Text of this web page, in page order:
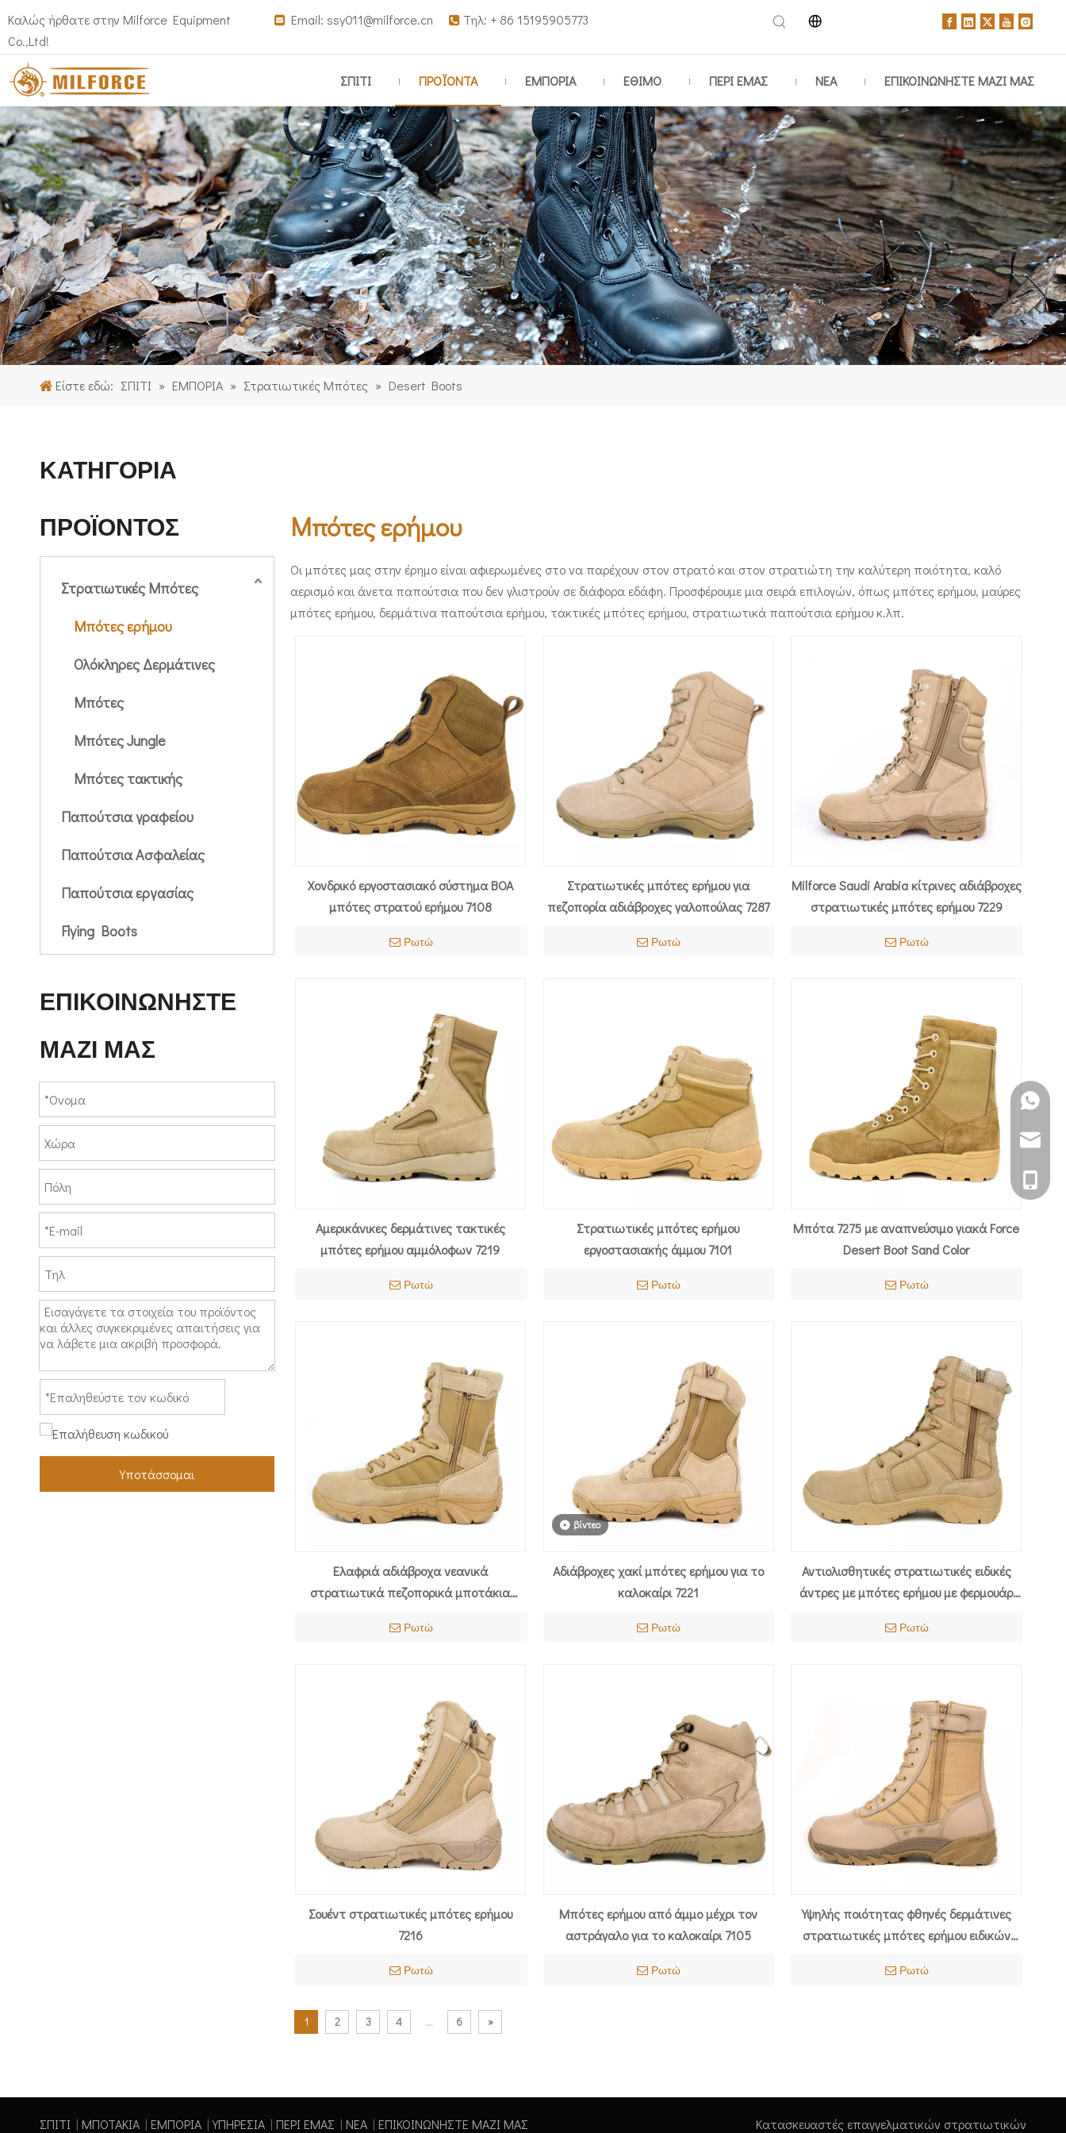
Καλώς ήρθατε στην Milforce Equipment
Co.,Ltd!
 Email: ssy011@milforce.cn  Τηλ: + 86 15195905773
ΣΠΙΤΙ ΠΡΟΪΟΝΤΑ ΕΜΠΟΡΙΑ ΕΘΙΜΟ ΠΕΡΙ ΕΜΑΣ ΝΕΑ ΕΠΙΚΟΙΝΩΝΗΣΤΕ ΜΑΖΙ ΜΑΣ
Είστε εδώ: ΣΠΙΤΙ » ΕΜΠΟΡΙΑ » Στρατιωτικές Μπότες » Desert Boots
ΚΑΤΗΓΟΡΙΑ
ΠΡΟΪΟΝΤΟΣ
Στρατιωτικές Μπότες
Μπότες ερήμου
Ολόκληρες Δερμάτινες
Μπότες
Μπότες Jungle
Μπότες τακτικής
Παπούτσια γραφείου
Παπούτσια Ασφαλείας
Παπούτσια εργασίας
Flying Boots
ΕΠΙΚΟΙΝΩΝΗΣΤΕ
ΜΑΖΙ ΜΑΣ
Υποτάσσομαι
Μπότες ερήμου
Οι μπότες μας στην έρημο είναι αφιερωμένες στο να παρέχουν στον στρατό και στον στρατιώτη την καλύτερη ποιότητα, καλό
αερισμό και άνετα παπούτσια που δεν γλιστρούν σε διάφορα εδάφη. Προσφέρουμε μια σειρά επιλογών, όπως μπότες ερήμου, μαύρες
μπότες ερήμου, δερμάτινα παπούτσια ερήμου, τακτικές μπότες ερήμου, στρατιωτικά παπούτσια ερήμου κ.λπ.
Χονδρικό εργοστασιακό σύστημα BOA
μπότες στρατού ερήμου 7108
Ρωτώ
Στρατιωτικές μπότες ερήμου για
πεζοπορία αδιάβροχες γαλοπούλας 7287
Ρωτώ
Milforce Saudi Arabia κίτρινες αδιάβροχες
στρατιωτικές μπότες ερήμου 7229
Ρωτώ
Αμερικάνικες δερμάτινες τακτικές
μπότες ερήμου αμμόλοφων 7219
Ρωτώ
Στρατιωτικές μπότες ερήμου
εργοστασιακής άμμου 7101
Ρωτώ
Μπότα 7275 με αναπνεύσιμο γιακά Force
Desert Boot Sand Color
Ρωτώ
Ελαφριά αδιάβροχα νεανικά
στρατιωτικά πεζοπορικά μποτάκια
Ρωτώ
βίντεο
Αδιάβροχες χακί μπότες ερήμου για το
καλοκαίρι 7221
Ρωτώ
Αντιολισθητικές στρατιωτικές ειδικές
άντρες με μπότες ερήμου με φερμουάρ
Ρωτώ
Σουέντ στρατιωτικές μπότες ερήμου
7216
Ρωτώ
Μπότες ερήμου από άμμο μέχρι τον
αστράγαλο για το καλοκαίρι 7105
Ρωτώ
Υψηλής ποιότητας φθηνές δερμάτινες
στρατιωτικές μπότες ερήμου ειδικών
Ρωτώ
1 2 3 4 ... 6 »
+86
+86
ΣΠΙΤΙ | ΜΠΟΤΑΚΙΑ | ΕΜΠΟΡΙΑ | ΥΠΗΡΕΣΙΑ | ΠΕΡΙ ΕΜΑΣ | ΝΕΑ | ΕΠΙΚΟΙΝΩΝΗΣΤΕ ΜΑΖΙ ΜΑΣ Κατασκευαστές επαγγελματικών στρατιωτικών